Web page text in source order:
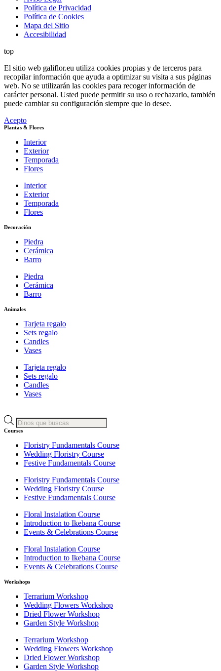
Política de Privacidad
Política de Cookies
Mapa del Sitio
Accesibilidad
top
El sitio web galiflor.eu utiliza cookies propias y de terceros para
recopilar información que ayuda a optimizar su visita a sus páginas
web. No se utilizarán las cookies para recoger información de
carácter personal. Usted puede permitir su uso o rechazarlo, también
puede cambiar su configuración siempre que lo desee.
Acepto
Plantas & Flores
Interior
Exterior
Temporada
Flores
Interior
Exterior
Temporada
Flores
Decoración
Piedra
Cerámica
Barro
Piedra
Cerámica
Barro
Animales
Tarjeta regalo
Sets regalo
Candles
Vases
Tarjeta regalo
Sets regalo
Candles
Vases
Products
search
Courses
Floristry Fundamentals Course
Wedding Floristry Course
Festive Fundamentals Course
Floristry Fundamentals Course
Wedding Floristry Course
Festive Fundamentals Course
Floral Instalation Course
Introduction to Ikebana Course
Events & Celebrations Course
Floral Instalation Course
Introduction to Ikebana Course
Events & Celebrations Course
Workshops
Terrarium Workshop
Wedding Flowers Workshop
Dried Flower Workshop
Garden Style Workshop
Terrarium Workshop
Wedding Flowers Workshop
Dried Flower Workshop
Garden Style Workshop